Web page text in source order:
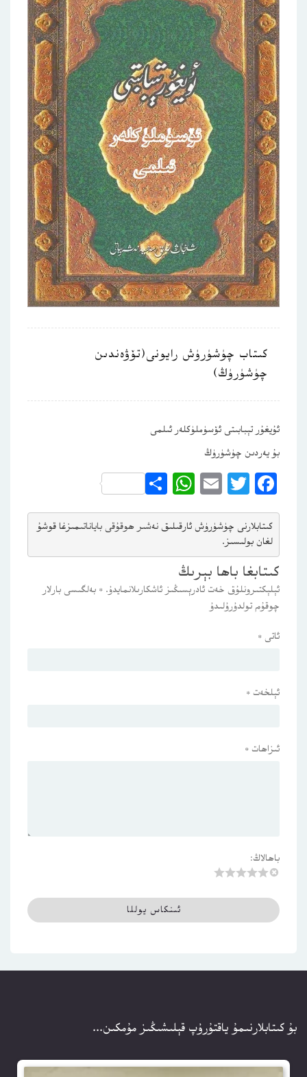
كىتاب چۈشۈرۈش رايونى(تۆۋەندىن
چۈشۈرۈڭ)
ئۇيغۇر تېبابىتى ئۆسۈملۈكلەر ئىلمى
بۇ يەردىن چۈشۈرۈڭ
Facebook
Twitter
Email
WhatsApp
Share
كىتابلارنى چۈشۈرۈش ئارقىلىق نەشىر ھوقۇقى باياناتىمىزغا قوشۇ
لغان بولىسىز.
كىتابغا باھا بېرىڭ
ئېلېكتىرونلۇق خەت ئادرېسىڭىز ئاشكارىلانمايدۇ. * بەلگىسى بارلار
چوقۇم تولدۇرۇلىدۇ
ئاتى *
ئېلخەت *
ئىزاھات *
باھالاڭ:
بۇ كىتابلارنىمۇ ياقتۇرۇپ قېلىشىڭىز مۇمكىن...